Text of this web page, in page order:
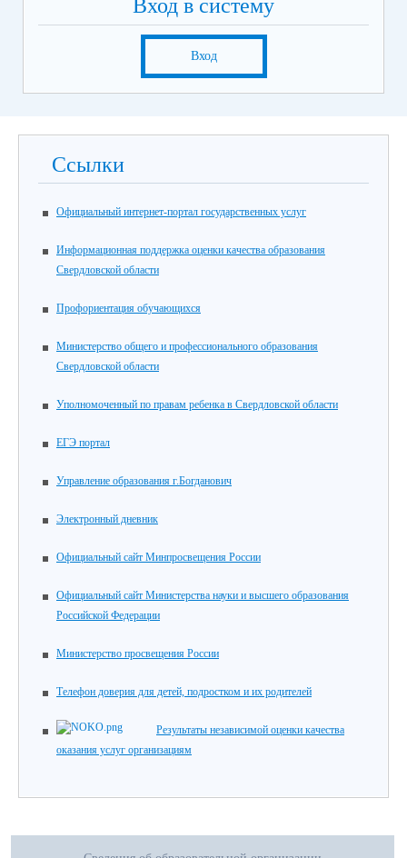
Вход в систему
Вход
Ссылки
Официальный интернет-портал государственных услуг
Информационная поддержка оценки качества образования
Свердловской области
Профориентация обучающихся
Министерство общего и профессионального образования
Свердловской области
Уполномоченный по правам ребенка в Свердловской области
ЕГЭ портал
Управление образования г.Богданович
Электронный дневник
Официальный сайт Минпросвещения России
Официальный сайт Министерства науки и высшего образования
Российской Федерации
Министерство просвещения России
Телефон доверия для детей, подростком и их родителей
Результаты независимой оценки качества
оказания услуг организациям